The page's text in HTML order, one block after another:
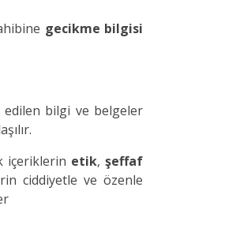
gecikme bilgisi
bilgi ve belgeler
içeriklerin etik, şeffaf
ciddiyetle ve özenle